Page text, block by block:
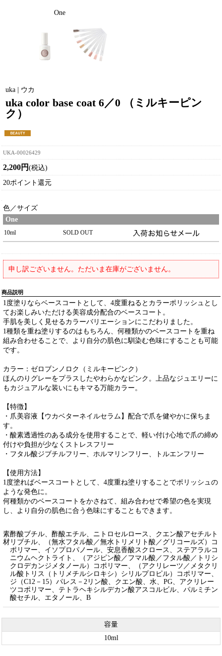
One
uka | ウカ
uka color base coat 6／0 （ミルキーピン
ク）
UKA-00026429
2,200円 (税込)
20ポイント還元
色／サイズ
One
10ml SOLD OUT
申し訳ございません。ただいま在庫がございません。
商品説明
1度塗りならベースコートとして、4度重ねるとカラーポリッシュとし
てお楽しみいただける美容成分配合のベースコート。
手肌を美しく見せるカラーバリエーションにこだわりました。
1種類を重ね塗りするのはもちろん、何種類かのベースコートを重ね
組み合わせることで、より自分の肌色に馴染む色味にすることも可能
です。
カラー：ゼロブンノロク（ミルキーピンク）
ほんのりグレーをプラスしたやわらかなピンク。上品なジュエリーに
もカジュアルな装いにもキマる万能カラー。
【特徴】
・爪美容液【ウカベターネイルセラム】配合で爪を健やかに保ちま
す。
・酸素透過性のある成分を使用することで、軽い付け心地で爪の締め
付けや負担が少なくストレスフリー
・フタル酸ジブチルフリー、ホルマリンフリー、トルエンフリー
【使用方法】
1度塗ればベースコートとして、4度重ね塗りすることでポリッシュの
ような発色に。
何種類かのベースコートをかさねて、組み合わせで希望の色を実現
し、より自分の肌色に合う色味にすることもできます。
素
材
酢酸ブチル、酢酸エチル、ニトロセルロース、クエン酸アセチルト
リブチル、（無水フタル酸／無水トリメリト酸／グリコールズ）コ
ポリマー、イソプロパノール、安息香酸スクロース、ステアラルコ
ニウムヘクトライト、（アジピン酸／フマル酸／フタル酸／トリシ
クロデカンジメタノール）コポリマー、（アクリレーツ／メタクリ
ル酸トリス（トリメチルシロキシ）シリルプロピル）コポリマー、
ジ（C12－15）パレス－2リン酸、クエン酸、水、PG、アクリレー
ツコポリマー、テトラヘキシルデカン酸アスコルビル、パルミチン
酸セチル、エタノール、B
容量
10ml